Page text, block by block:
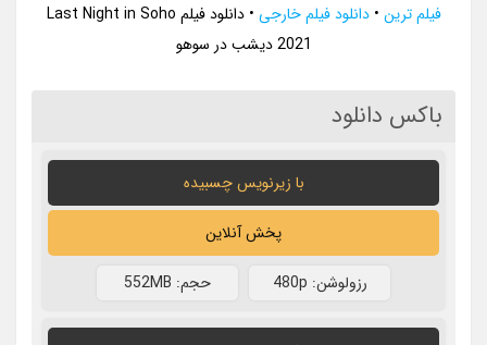
فیلم ترین •دانلود فیلم خارجی •
دانلود فیلم Last Night in Soho
2021 دیشب در سوهو
باکس دانلود
با زیرنویس چسبیده
پخش آنلاین
رزولوشن: 480p حجم: 552MB